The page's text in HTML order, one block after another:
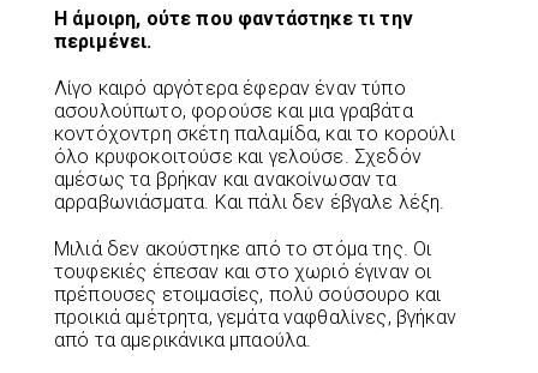
Η άμοιρη, ούτε που φαντάστηκε τι την
περιμένει.
Λίγο καιρό αργότερα έφεραν έναν τύπο
ασουλούπωτο, φορούσε και μια γραβάτα
κοντόχοντρη σκέτη παλαμίδα, και το κορούλι
όλο κρυφοκοιτούσε και γελούσε. Σχεδόν
αμέσως τα βρήκαν και ανακοίνωσαν τα
αρραβωνιάσματα. Και πάλι δεν έβγαλε λέξη.
Μιλιά δεν ακούστηκε από το στόμα της. Οι
τουφεκιές έπεσαν και στο χωριό έγιναν οι
πρέπουσες ετοιμασίες, πολύ σούσουρο και
προικιά αμέτρητα, γεμάτα ναφθαλίνες, βγήκαν
από τα αμερικάνικα μπαούλα.